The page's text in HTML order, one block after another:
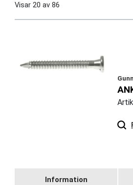
Visar 20 av 86
Information